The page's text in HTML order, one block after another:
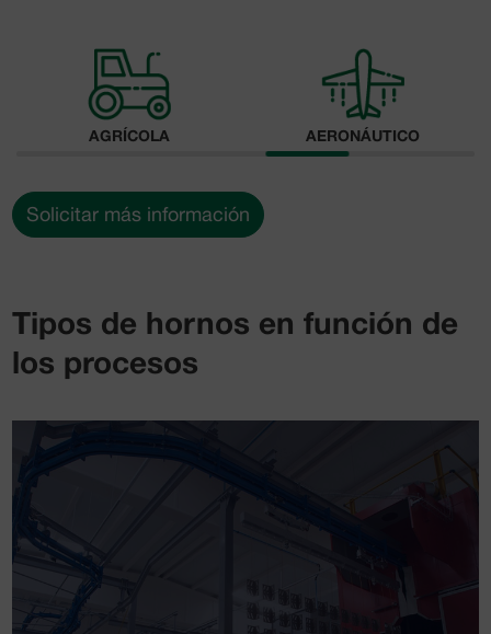
INDUSTRIAL FERROVIARIO
Solicitar más información
Tipos de hornos en función de
los procesos